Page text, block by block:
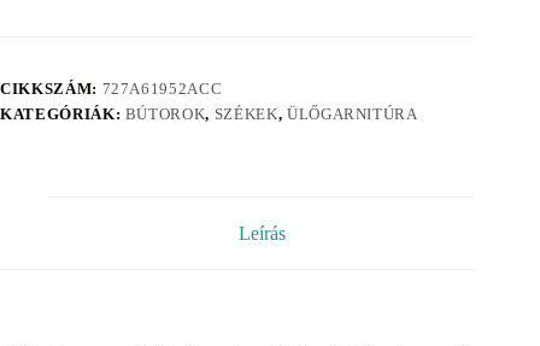
CIKKSZÁM: 727A61952ACC
KATEGÓRIÁK: BÚTOROK, SZÉKEK, ÜLŐGARNITÚRA
Leírás